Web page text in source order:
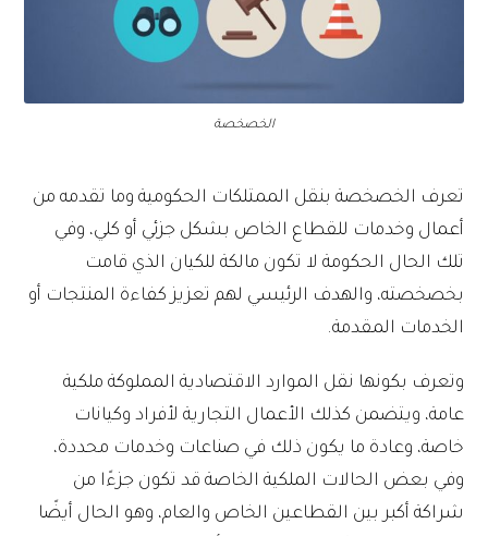
الخصخصة
تعرف الخصخصة بنقل الممتلكات الحكومية وما تقدمه من
أعمال وخدمات للقطاع الخاص بشكل جزئي أو كلي، وفي
تلك الحال الحكومة لا تكون مالكة للكيان الذي قامت
بخصخصته، والهدف الرئيسي لهم تعزيز كفاءة المنتجات أو
الخدمات المقدمة.
وتعرف بكونها نقل الموارد الاقتصادية المملوكة ملكية
عامة، ويتضمن كذلك الأعمال التجارية لأفراد وكيانات
خاصة، وعادة ما يكون ذلك في صناعات وخدمات محددة،
وفي بعض الحالات الملكية الخاصة قد تكون جزءًا من
شراكة أكبر بين القطاعين الخاص والعام، وهو الحال أيضًا